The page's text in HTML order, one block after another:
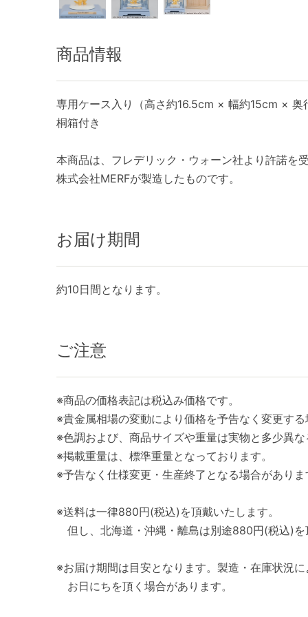
商品情報
専用ケース入り（高さ約16.5cm × 幅約15cm × 奥
桐箱付き
本商品は、フレデリック・ウォーン社より許諾を受
株式会社MERFが製造したものです。
お届け期間
約10日間となります。
ご注意
※商品の価格表記は税込み価格です。
※貴金属相場の変動により価格を予告なく変更する
※色調および、商品サイズや重量は実物と多少異な
※掲載重量は、標準重量となっております。
※予告なく仕様変更・生産終了となる場合がありま
※送料は一律880円(税込)を頂戴いたします。
但し、北海道・沖縄・離島は別途880円(税込)を
※お届け期間は目安となります。製造・在庫状況に
お日にちを頂く場合があります。